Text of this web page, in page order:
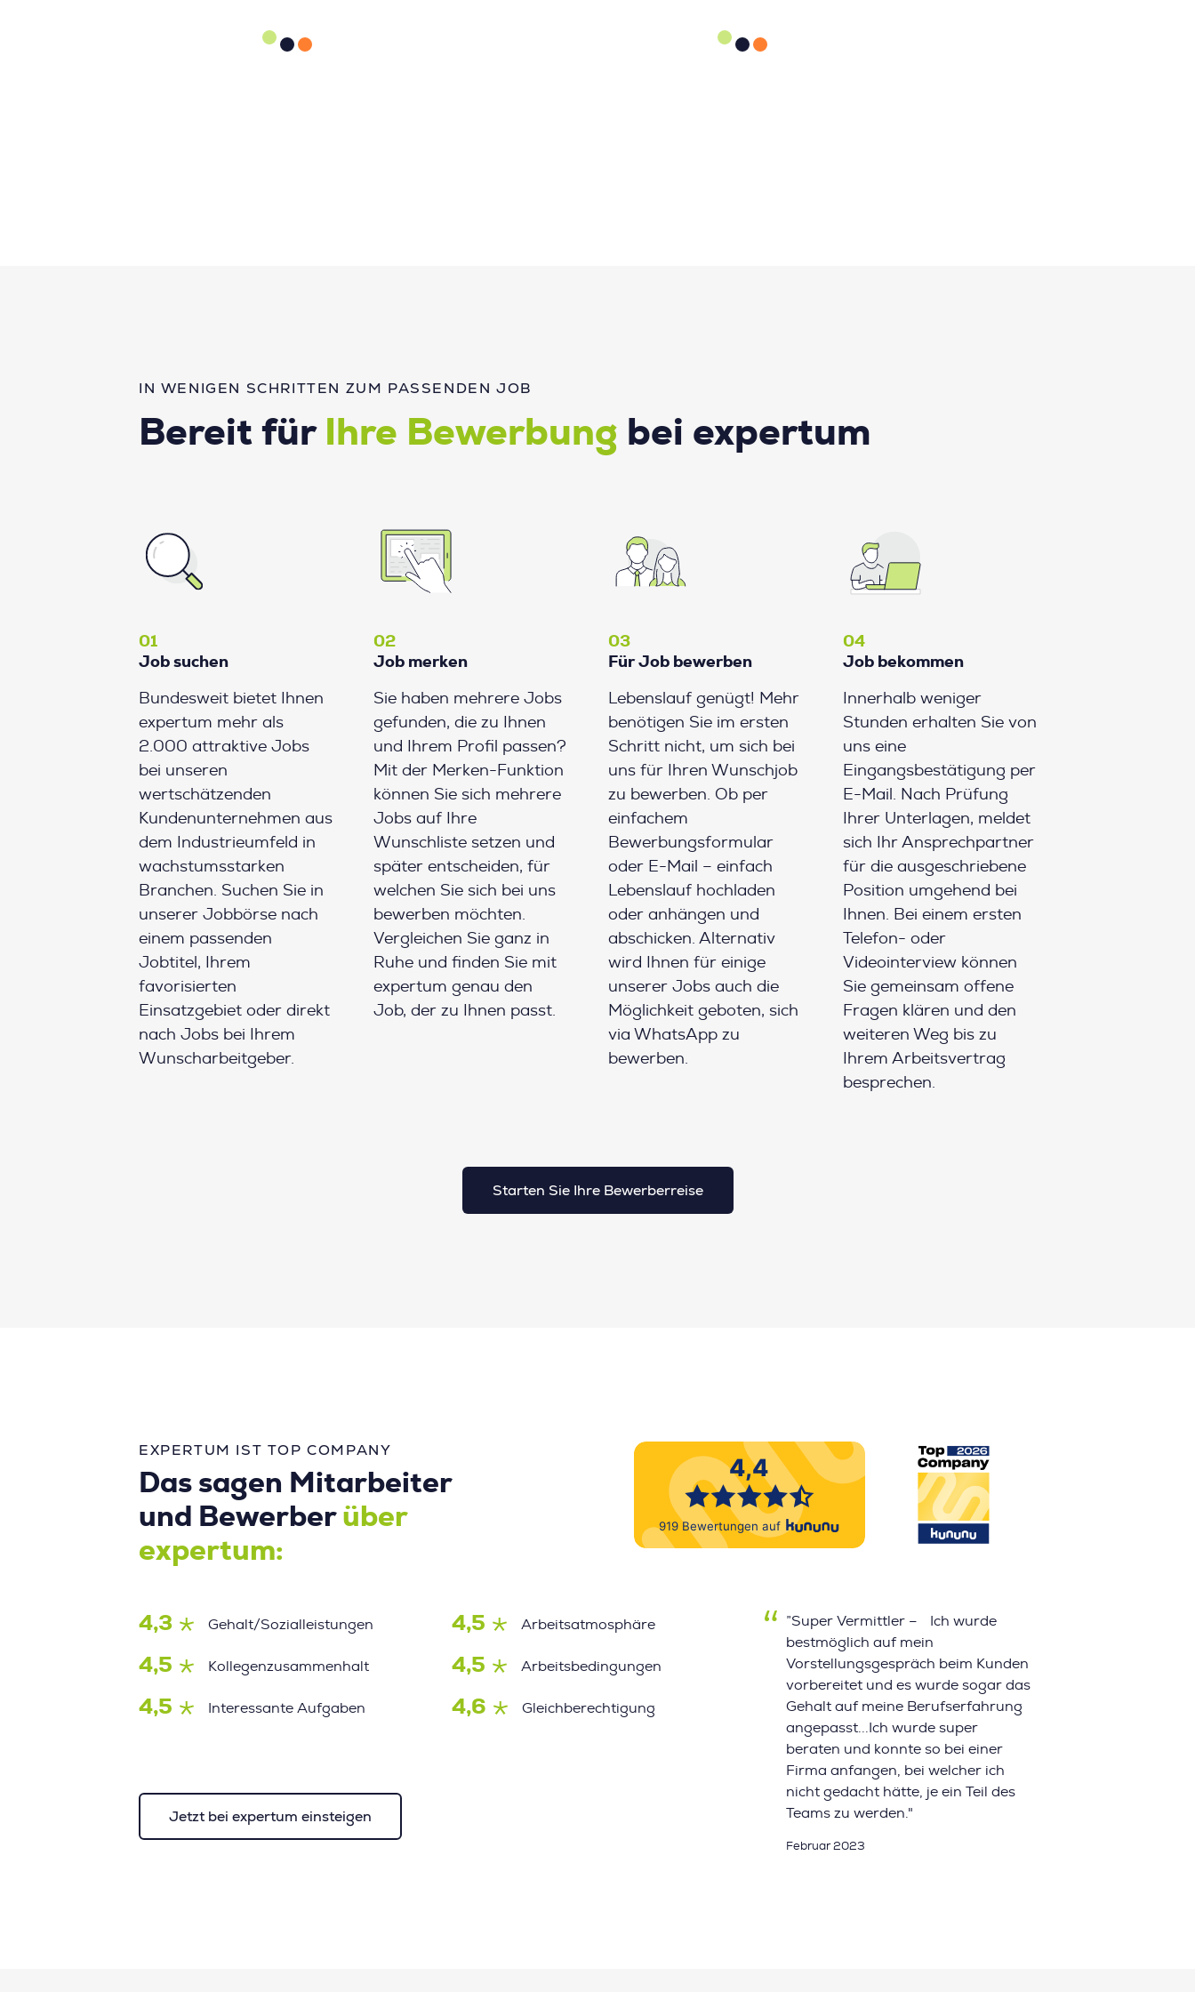
IN WENIGEN SCHRITTEN ZUM PASSENDEN JOB
Bereit für Ihre Bewerbung bei expertum
01
Job suchen
Bundesweit bietet Ihnen
expertum mehr als
2.000 attraktive Jobs
bei unseren
wertschätzenden
Kundenunternehmen aus
dem Industrieumfeld in
wachstumsstarken
Branchen. Suchen Sie in
unserer Jobbörse nach
einem passenden
Jobtitel, Ihrem
favorisierten
Einsatzgebiet oder direkt
nach Jobs bei Ihrem
Wunscharbeitgeber.
02
Job merken
Sie haben mehrere Jobs
gefunden, die zu Ihnen
und Ihrem Profil passen?
Mit der Merken-Funktion
können Sie sich mehrere
Jobs auf Ihre
Wunschliste setzen und
später entscheiden, für
welchen Sie sich bei uns
bewerben möchten.
Vergleichen Sie ganz in
Ruhe und finden Sie mit
expertum genau den
Job, der zu Ihnen passt.
03
Für Job bewerben
Lebenslauf genügt! Mehr
benötigen Sie im ersten
Schritt nicht, um sich bei
uns für Ihren Wunschjob
zu bewerben. Ob per
einfachem
Bewerbungsformular
oder E-Mail – einfach
Lebenslauf hochladen
oder anhängen und
abschicken. Alternativ
wird Ihnen für einige
unserer Jobs auch die
Möglichkeit geboten, sich
via WhatsApp zu
bewerben.
04
Job bekommen
Innerhalb weniger
Stunden erhalten Sie von
uns eine
Eingangsbestätigung per
E-Mail. Nach Prüfung
Ihrer Unterlagen, meldet
sich Ihr Ansprechpartner
für die ausgeschriebene
Position umgehend bei
Ihnen. Bei einem ersten
Telefon- oder
Videointerview können
Sie gemeinsam offene
Fragen klären und den
weiteren Weg bis zu
Ihrem Arbeitsvertrag
besprechen.
Starten Sie Ihre Bewerberreise
EXPERTUM IST TOP COMPANY
Das sagen Mitarbeiter
und Bewerber über
expertum:
4,3 Gehalt/Sozialleistungen 4,5 Arbeitsatmosphäre
4,5 Kollegenzusammenhalt 4,5 Arbeitsbedingungen
4,5 Interessante Aufgaben 4,6 Gleichberechtigung
Jetzt bei expertum einsteigen
”Super Vermittler – Ich wurde
bestmöglich auf mein
Vorstellungsgespräch beim Kunden
vorbereitet und es wurde sogar das
Gehalt auf meine Berufserfahrung
angepasst...Ich wurde super
beraten und konnte so bei einer
Firma anfangen, bei welcher ich
nicht gedacht hätte, je ein Teil des
Teams zu werden."
Februar 2023